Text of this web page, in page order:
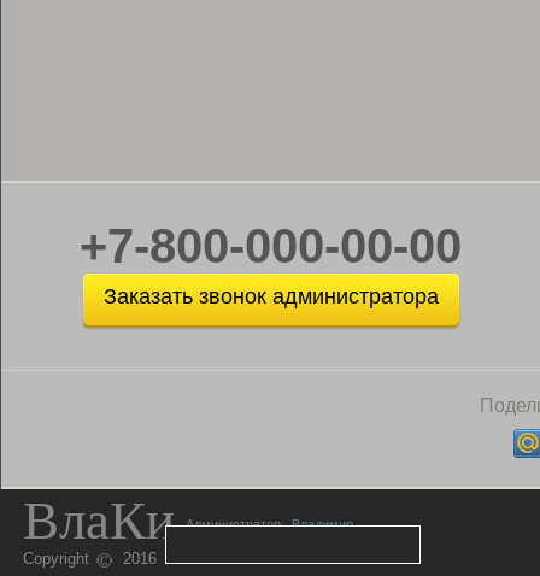
+7-800-000-00-00
Заказать звонок администратора
Copyright 2016
ВлаКи Администратор:Владимир